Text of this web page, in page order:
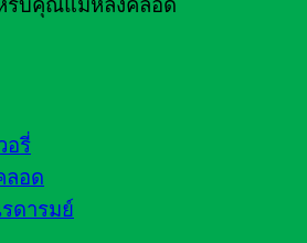
รับคุณแม่หลังคลอด
อรี่
ลอด
ดารมย์